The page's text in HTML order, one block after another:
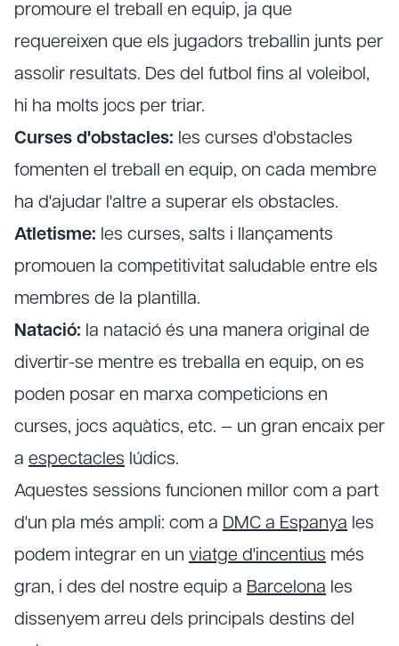
promoure el treball en equip, ja que
requereixen que els jugadors treballin junts per
assolir resultats. Des del futbol fins al voleibol,
hi ha molts jocs per triar.
Curses d'obstacles: les curses d'obstacles
fomenten el treball en equip, on cada membre
ha d'ajudar l'altre a superar els obstacles.
Atletisme: les curses, salts i llançaments
promouen la competitivitat saludable entre els
membres de la plantilla.
Natació: la natació és una manera original de
divertir-se mentre es treballa en equip, on es
poden posar en marxa competicions en
curses, jocs aquàtics, etc. — un gran encaix per
a espectacles lúdics.
Aquestes sessions funcionen millor com a part
d'un pla més ampli: com a DMC a Espanya les
podem integrar en un viatge d'incentius més
gran, i des del nostre equip a Barcelona les
dissenyem arreu dels principals destins del